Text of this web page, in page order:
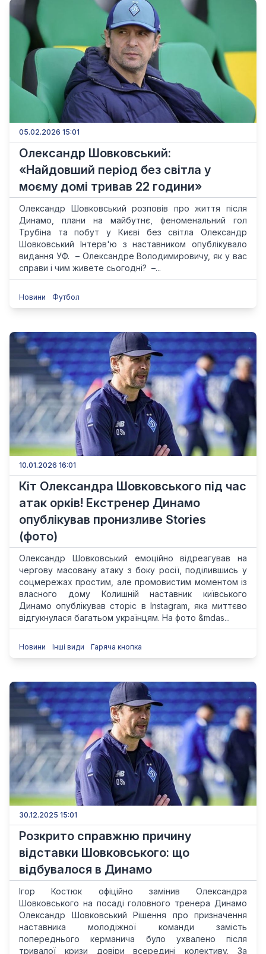
05.02.2026 15:01
Олександр Шовковський:
«Найдовший період без світла у
моєму домі тривав 22 години»
Олександр Шовковський розповів про життя після
Динамо, плани на майбутнє, феноменальний гол
Трубіна та побут у Києві без світла Олександр
Шовковський Інтерв'ю з наставником опублікувало
видання УФ. – Олександре Володимировичу, як у вас
справи і чим живете сьогодні? –...
Новини Футбол
10.01.2026 16:01
Кіт Олександра Шовковського під час
атак орків! Екстренер Динамо
опублікував пронизливе Stories
(фото)
Олександр Шовковський емоційно відреагував на
чергову масовану атаку з боку росії, поділившись у
соцмережах простим, але промовистим моментом із
власного дому Колишній наставник київського
Динамо опублікував сторіс в Instagram, яка миттєво
відгукнулася багатьом українцям. На фото &mdas...
Новини Інші види Гаряча кнопка
30.12.2025 15:01
Розкрито справжню причину
відставки Шовковського: що
відбувалося в Динамо
Ігор Костюк офіційно замінив Олександра
Шовковського на посаді головного тренера Динамо
Олександр Шовковський Рішення про призначення
наставника молодіжної команди замість
попереднього керманича було ухвалено після
тривалої кризи довіри всередині колективу. За